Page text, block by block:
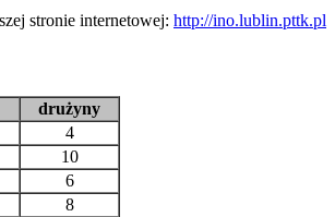
stronie internetowej: http://ino.lublin.pttk.pl
drużyny
4
10
6
8